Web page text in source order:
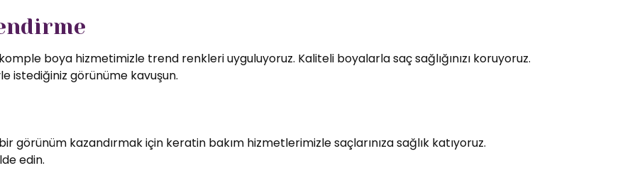
boya hizmetimizle trend renkleri uyguluyoruz. Kaliteli boyalarla saç sağlığınızı koruyoruz.
istediğiniz görünüme kavuşun.
görünüm kazandırmak için keratin bakım hizmetlerimizle saçlarınıza sağlık katıyoruz.
edin.